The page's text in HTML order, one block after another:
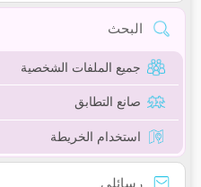
البحث
جميع الملفات الشخصية
صانع التطابق
استخدام الخريطة
رسائلي